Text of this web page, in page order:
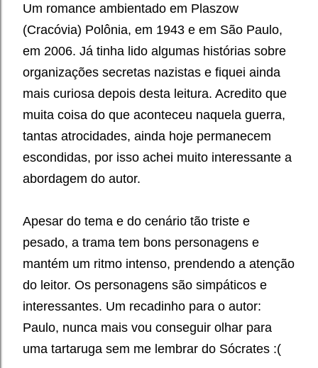
Um romance ambientado em Plaszow
(Cracóvia) Polônia, em 1943 e em São Paulo,
em 2006. Já tinha lido algumas histórias sobre
organizações secretas nazistas e fiquei ainda
mais curiosa depois desta leitura. Acredito que
muita coisa do que aconteceu naquela guerra,
tantas atrocidades, ainda hoje permanecem
escondidas, por isso achei muito interessante a
abordagem do autor.
Apesar do tema e do cenário tão triste e
pesado, a trama tem bons personagens e
mantém um ritmo intenso, prendendo a atenção
do leitor. Os personagens são simpáticos e
interessantes. Um recadinho para o autor:
Paulo, nunca mais vou conseguir olhar para
uma tartaruga sem me lembrar do Sócrates :(